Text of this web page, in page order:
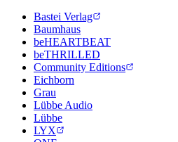
Bastei Verlag
Baumhaus
beHEARTBEAT
beTHRILLED
Community Editions
Eichborn
Grau
Lübbe Audio
Lübbe
LYX